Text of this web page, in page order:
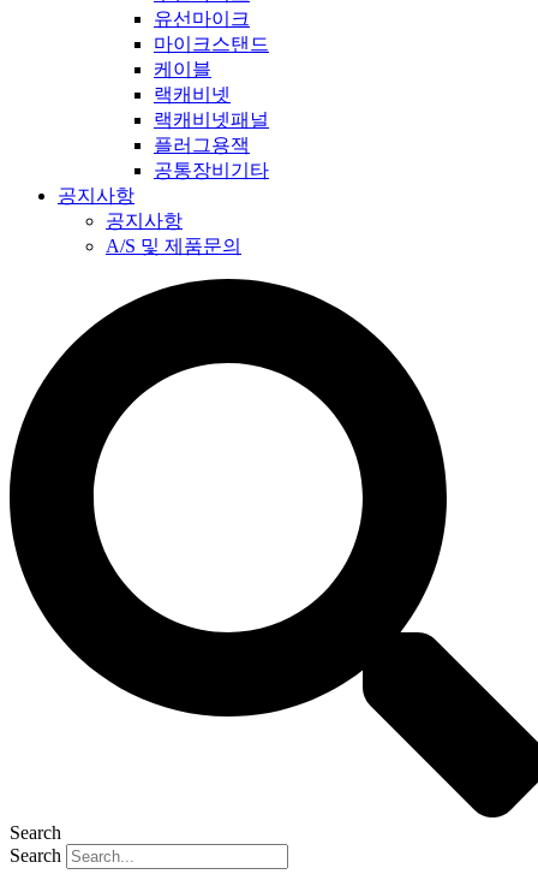
유선마이크
마이크스탠드
케이블
랙캐비넷
랙캐비넷패널
플러그용잭
공통장비기타
공지사항
공지사항
A/S 및 제품문의
Search
Search